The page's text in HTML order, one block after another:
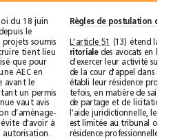
sens de l'article 39 de la loi du 18juin
2014 (Pinel). Désormais (depuis le
15février 2015), pour les projets soumis
à AEC, le permis de construire tient lieu
d'autorisation. Il est précisé que pour
les projets bénéficiant d’une AEC en
cours de validité obtenue avant le
15 février 2015 et nécessitant un permis
de construire, l’AEC obtenue vaut avis
favorable de la commission d’aménage-
ment commercial, ce qui évite d'avoir à
demander une deuxième autorisation.
L'article 51
ritoriale